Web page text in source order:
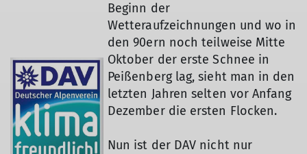
Beginn der
Wetteraufzeichnungen und wo in
den 90ern noch teilweise Mitte
Oktober der erste Schnee in
Peißenberg lag, sieht man in den
letzten Jahren selten vor Anfang
Dezember die ersten Flocken.
Nun ist der DAV nicht nur